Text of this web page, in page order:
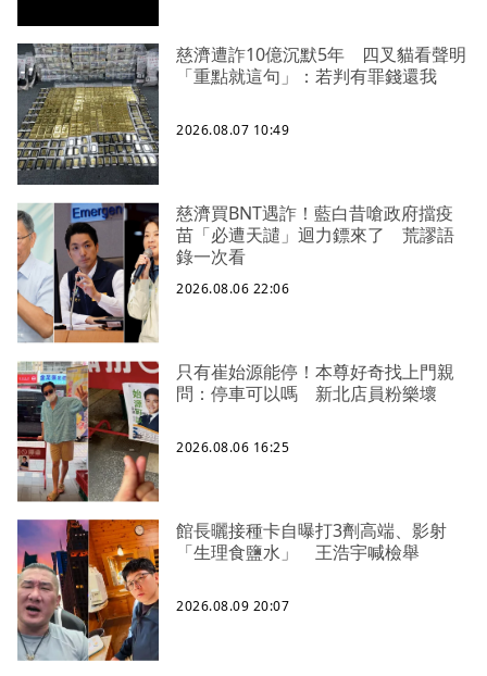
慈濟遭詐10億沉默5年 四叉貓看聲明
「重點就這句」：若判有罪錢還我
2026.08.07 10:49
慈濟買BNT遇詐！藍白昔嗆政府擋疫
苗「必遭天譴」迴力鏢來了 荒謬語
錄一次看
2026.08.06 22:06
只有崔始源能停！本尊好奇找上門親
問：停車可以嗎 新北店員粉樂壞
2026.08.06 16:25
館長曬接種卡自曝打3劑高端、影射
「生理食鹽水」 王浩宇喊檢舉
2026.08.09 20:07